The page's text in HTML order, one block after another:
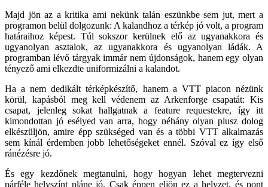
Majd jön az a kritika ami nekünk talán eszünkbe sem jut, mert a
programon belül dolgozunk: A kalandhoz a térkép jó volt, a program
határaihoz képest. Túl sokszor kerülnek elő az ugyanakkora és
ugyanolyan asztalok, az ugyanakkora és ugyanolyan ládák. A
programban lévő tárgyak immár nem újdonságok, hanem egy olyan
tényező ami elkezdte uniformizálni a kalandot.
Ha a nem dedikált térképkészítő, hanem a VTT piacon nézünk
körül, kapásból meg kell védenem az Arkenforge csapatát: Kis
csapat, jelenleg sokat hallgatnak a feature requestekre, így itt
kimondottan jó esélyed van arra, hogy néhány olyan plusz dolog
elkészüljön, amire épp szükséged van és a többi VTT alkalmazás
sem kínál érdemben jobb lehetőségeket ennél. Szóval ez így első
ránézésre jó.
És egy kezdőnek megtanulni, hogy hogyan lehet megtervezni
párféle helyszínt pláne jó. Csak éppen eljön ez a helyzet, és pont